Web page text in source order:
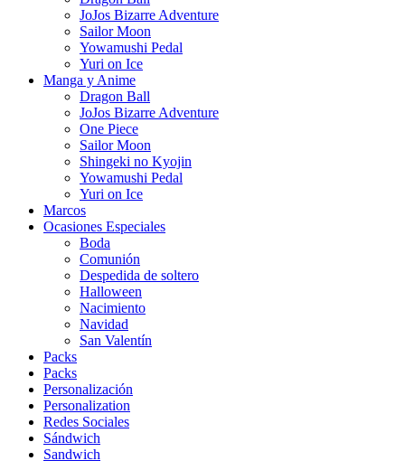
JoJos Bizarre Adventure
Sailor Moon
Yowamushi Pedal
Yuri on Ice
Manga y Anime
Dragon Ball
JoJos Bizarre Adventure
One Piece
Sailor Moon
Shingeki no Kyojin
Yowamushi Pedal
Yuri on Ice
Marcos
Ocasiones Especiales
Boda
Comunión
Despedida de soltero
Halloween
Nacimiento
Navidad
San Valentín
Packs
Packs
Personalización
Personalization
Redes Sociales
Sándwich
Sandwich